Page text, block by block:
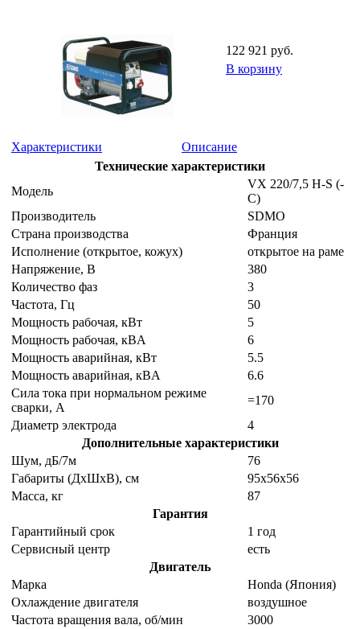
122 921 руб.
В корзину
Характеристики
Описание
Технические характеристики
Модель
VX 220/7,5 H-S (-
C)
Производитель
SDMO
Страна производства
Франция
Исполнение (открытое, кожух)
открытое на раме
Напряжение, B
380
Количество фаз
3
Частота, Гц
50
Мощность рабочая, кВт
5
Мощность рабочая, кВA
6
Мощность аварийная, кВт
5.5
Мощность аварийная, кВA
6.6
Сила тока при нормальном режиме
сварки, А
=170
Диаметр электрода
4
Дополнительные характеристики
Шум, дБ/7м
76
Габариты (ДхШхВ), см
95х56х56
Масса, кг
87
Гарантия
Гарантийный срок
1 год
Сервисный центр
есть
Двигатель
Марка
Honda (Япония)
Охлаждение двигателя
воздушное
Частота вращения вала, об/мин
3000